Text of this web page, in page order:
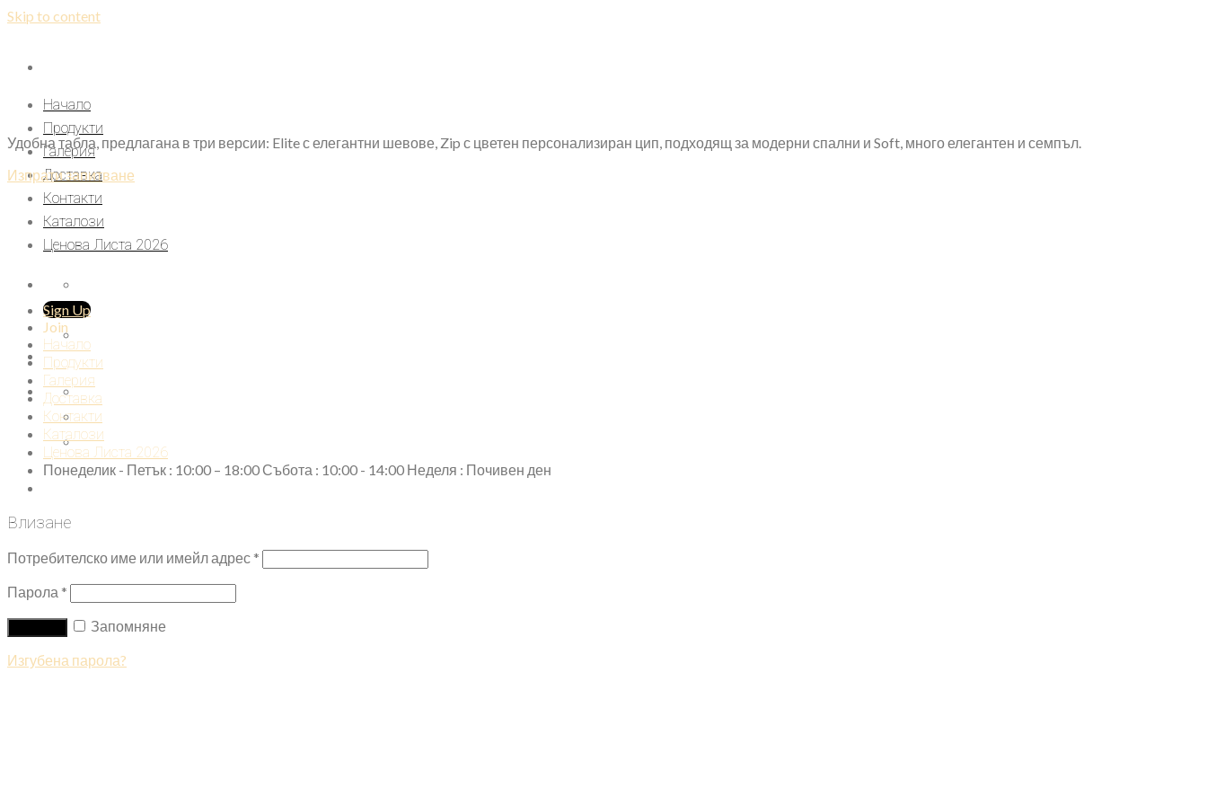
Skip to content
Начало
Продукти
Галерия
Доставка
Контакти
Каталози
Ценова Листа 2026
Удобна табла, предлагана в три версии: Elite с елегантни шевове, Zip с цветен персонализиран цип, подходящ за модерни спални и Soft, много елегантен и семпъл.
Изпрати запитване
Sign Up
Join
Начало
Продукти
Галерия
Доставка
Контакти
Каталози
Ценова Листа 2026
Понеделик - Петък : 10:00 – 18:00 Събота : 10:00 - 14:00 Неделя : Почивен ден
Влизане
Потребителско име или имейл адрес *
Парола *
Запомняне
Изгубена парола?